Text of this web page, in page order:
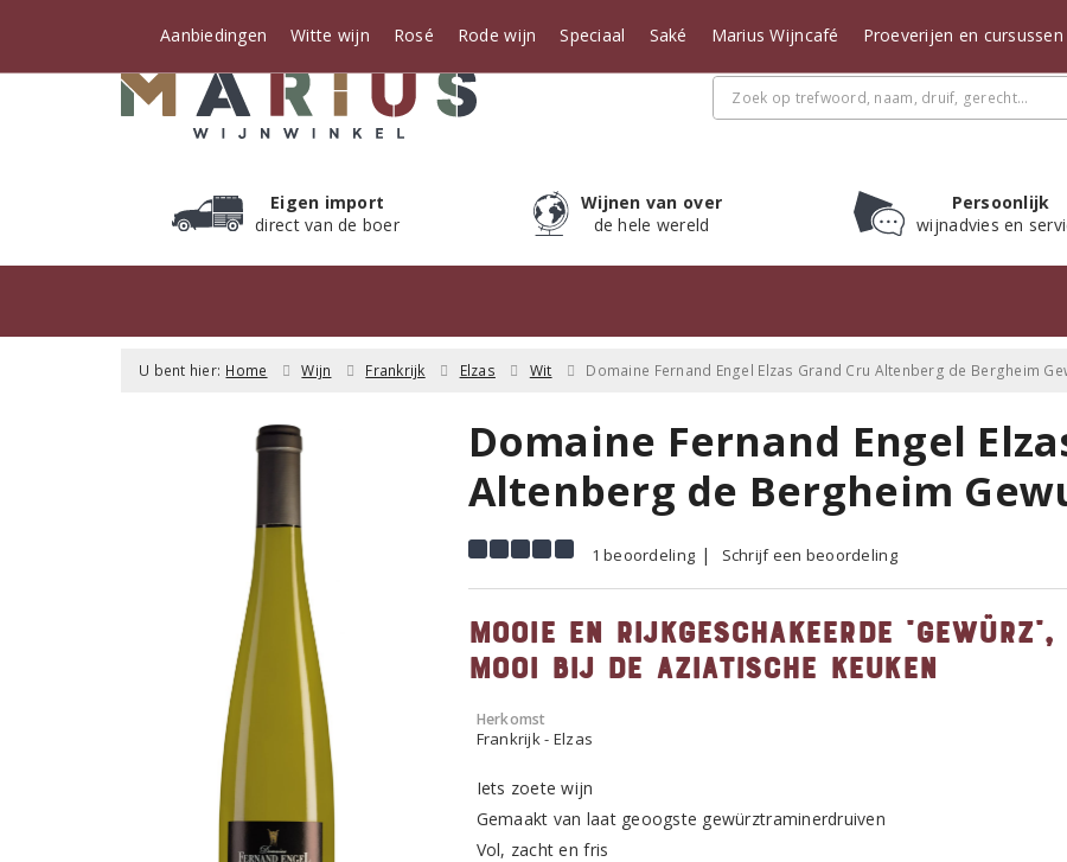
Eigen import
direct van de boer
Wijnen van over
de hele wereld
Persoonlijk
wijnadvies en
Aanbiedingen Witte wijn Rosé Rode wijn Speciaal Saké Marius Wijncafé Proeverijen en cursussen
U bent hier: Home Wijn Frankrijk Elzas Wit Domaine Fernand Engel Elzas Grand Cru Altenberg de Bergheim
Domaine Fernand Engel
Altenberg de Bergheim
1 beoordeling Schrijf een beoordeling
Mooie en rijkgeschakeerde "gewürz",
mooi bij de aziatische keuken
Herkomst
Frankrijk - Elzas
Iets zoete wijn
Gemaakt van laat geoogste gewürztraminerdruiven
Vol, zacht en fris